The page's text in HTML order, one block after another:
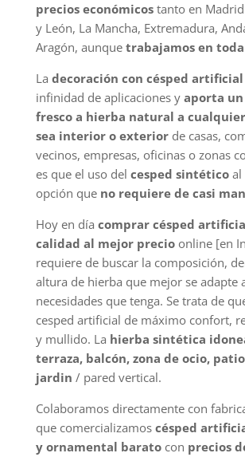
precios económicostanto en
y León, La Mancha, Extremadura,
Aragón, aunque trabajamos en toda
La decoración con césped artificial
infinidad de aplicaciones y aporta
fresco a hierba natural a
sea interior o exteriorde casas,
vecinos, empresas, oficinas o zonas
es que el uso del cesped sintéticoal
opción que no requiere de casi
Hoy en día comprar césped
calidad al mejor precioonline [en
requiere de buscar la composición,
altura de hierba que mejor se adapte
necesidades que tenga. Se trata de
cesped artificial de máximo confort,
y mullido. La hierba sintética
terraza, balcón, zona de ocio,
jardin / pared vertical.
Colaboramos directamente con
que comercializamos césped
y ornamental baratocon precios